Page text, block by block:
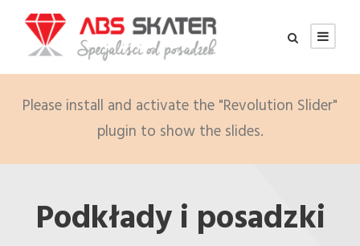
Please install and activate the "Revolution Slider"
plugin to show the slides.
Podkłady i posadzki